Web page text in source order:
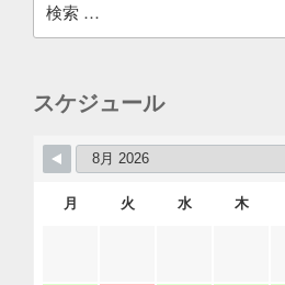
索:
スケジュール
月 火 水 木